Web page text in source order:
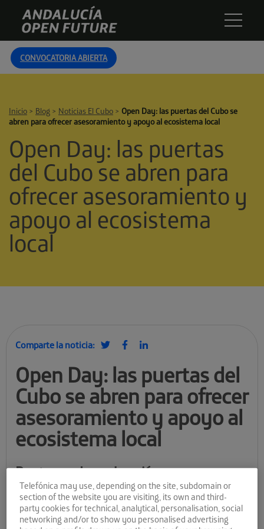
content
Andalucía
Open
Future
CONVOCATORIA ABIERTA
Inicio > Blog > Noticias El Cubo > Open Day: las puertas del Cubo se
abren para ofrecer asesoramiento y apoyo al ecosistema local
Open Day: las puertas
del Cubo se abren para
ofrecer asesoramiento y
apoyo al ecosistema
local
Comparte la noticia:
Open Day: las puertas del
Cubo se abren para ofrecer
asesoramiento y apoyo al
ecosistema local
Programa de aceleración
El objetivo de Andalucía Open Future, desde su inicio en enero
de 2014, es el apoyo e impulso al emprendimiento de base
innovadora en Andalucía y, por tanto, propiciar el desarrollo de
un ecosistema fuerte y sostenibleen la región. Desde los
Telefónica may use, depending on the site, subdomain or
section of the website you are visiting, its own and third-
party cookies for technical, analytical, personalisation, social
networking and/or to show you personalised advertising